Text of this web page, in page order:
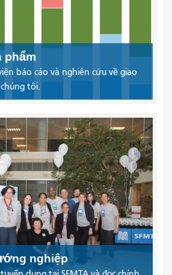
phẩm
báo cáo và nghiên cứu về giao
tôi.
nghiệp